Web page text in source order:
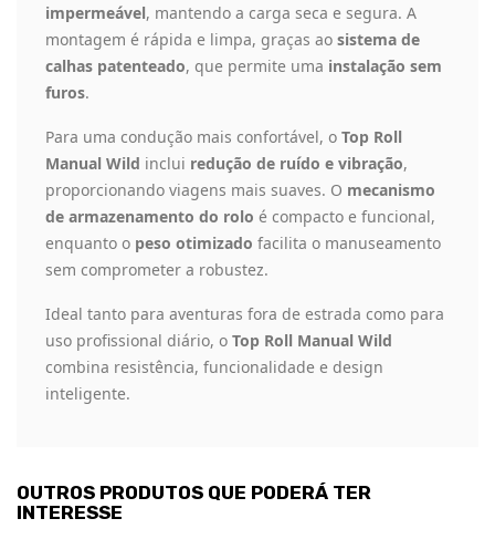
impermeável, mantendo a carga seca e segura. A
montagem é rápida e limpa, graças ao sistema de
calhas patenteado, que permite uma instalação sem
furos.
Para uma condução mais confortável, o Top Roll
Manual Wild inclui redução de ruído e vibração,
proporcionando viagens mais suaves. O mecanismo
de armazenamento do rolo é compacto e funcional,
enquanto o peso otimizado facilita o manuseamento
sem comprometer a robustez.
Ideal tanto para aventuras fora de estrada como para
uso profissional diário, o Top Roll Manual Wild
combina resistência, funcionalidade e design
inteligente.
OUTROS PRODUTOS QUE PODERÁ TER
INTERESSE